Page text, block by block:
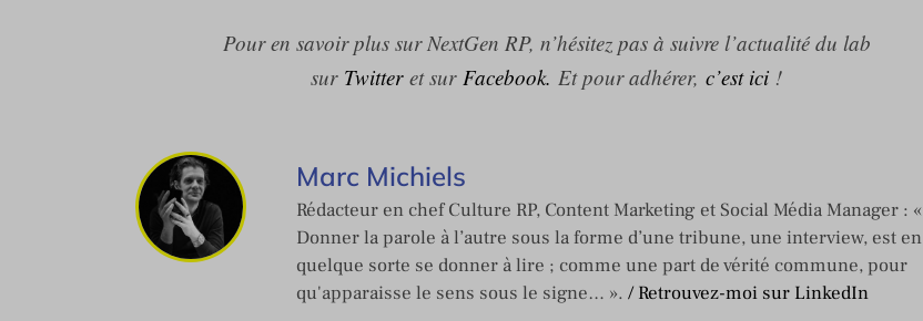
Pour en savoir plus sur NextGen RP, n’hésitez pas à suivre l’actualité du lab
sur Twitteret surFacebook. Et pour adhérer,c’est ici !
Marc Michiels
Rédacteur en chef Culture RP, Content Marketing et Social Média Manager : «
Donner la parole à l’autre sous la forme d’une tribune, une interview, est en
quelque sorte se donner à lire ; comme une part de vérité commune, pour
qu'apparaisse le sens sous le signe… ». / Retrouvez-moi sur LinkedIn